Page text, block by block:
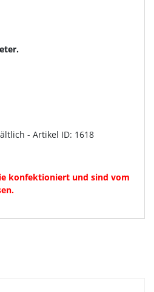
- Artikel ID: 1618
konfektioniert und sind vom